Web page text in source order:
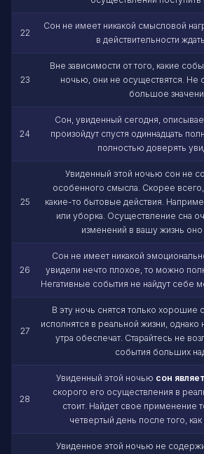
22
Сон не имеет никакой смысловой
в действительности
23
Вне зависимости от того, какие
ночью, они не осуществятся. Не
большое
24
Сон, увиденный сегодня,
произойдут спустя одиннадцать
полностью доверять
25
Увиденный этой ночью сон не
особенного смысла. Скорее
какие-то бытовые действия.
или уборка. Осуществление сна
изменений в вашу жизнь
26
Сон не имеет никакой
увидели нечто плохое, то можно
Негативные события не найдут себе
27
В эту ночь снятся только хорошие
исполнятся в реальной жизни,
утра обеспечат. Старайтесь не
события больших
28
Увиденный этой ночью сон
скорого его осуществления в
стоит. Найдет свое применение
четвертый день после того,
Увиденное этой ночью не